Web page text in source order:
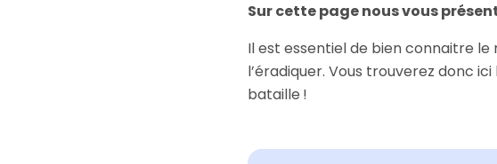
Sur cette page nous vous
Il est essentiel de bien connaitre le
l’éradiquer. Vous trouverez donc
bataille !